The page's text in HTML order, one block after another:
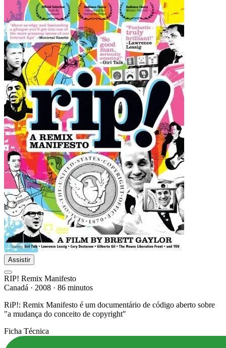
Assistir
RIP! Remix Manifesto
Canadá · 2008 · 86 minutos
RiP!: Remix Manifesto é um documentário de código aberto sobre
"a mudança do conceito de copyright"
Ficha Técnica